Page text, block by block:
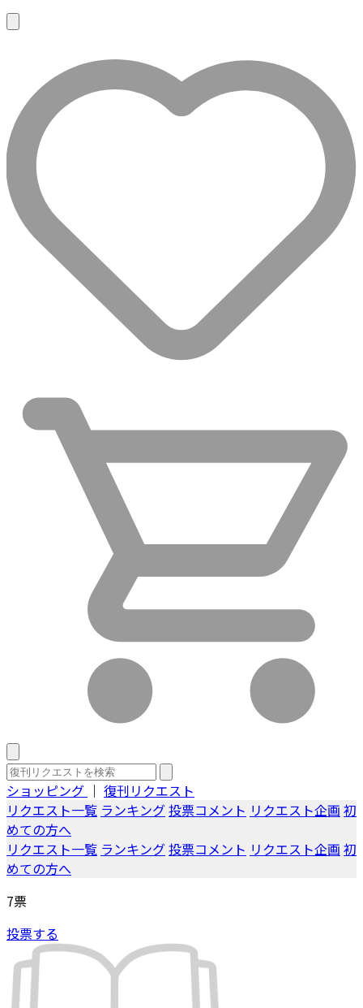
ショッピング ｜ 復刊リクエスト
リクエスト一覧 ランキング投票コメント リクエスト企画 初
めての方へ
リクエスト一覧 ランキング投票コメント リクエスト企画 初
めての方へ
7票
投票する